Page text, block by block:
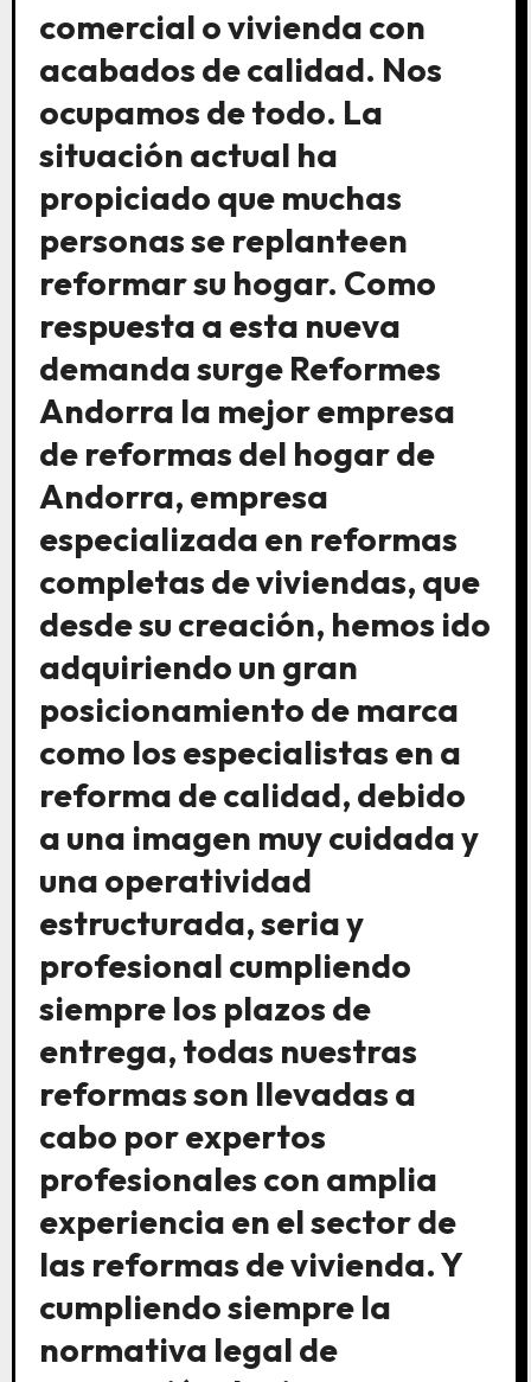
comercial o vivienda con
acabados de calidad. Nos
ocupamos de todo. La
situación actual ha
propiciado que muchas
personas se replanteen
reformar su hogar. Como
respuesta a esta nueva
demanda surge Reformes
Andorra la mejor empresa
de reformas del hogar de
Andorra, empresa
especializada en reformas
completas de viviendas, que
desde su creación, hemos ido
adquiriendo un gran
posicionamiento de marca
como los especialistas en a
reforma de calidad, debido
a una imagen muy cuidada y
una operatividad
estructurada, seria y
profesional cumpliendo
siempre los plazos de
entrega, todas nuestras
reformas son llevadas a
cabo por expertos
profesionales con amplia
experiencia en el sector de
las reformas de vivienda. Y
cumpliendo siempre la
normativa legal de